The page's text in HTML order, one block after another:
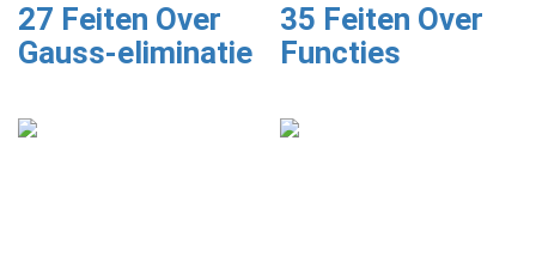
27 Feiten Over
Gauss-eliminatie
35 Feiten Over
Functies